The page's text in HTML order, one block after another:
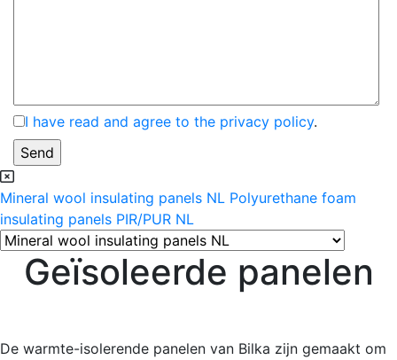
I have read and agree to the privacy policy.
Mineral wool insulating panels NL Polyurethane foam
insulating panels PIR/PUR NL
Geïsoleerde panelen
De warmte-isolerende panelen van Bilka zijn gemaakt om